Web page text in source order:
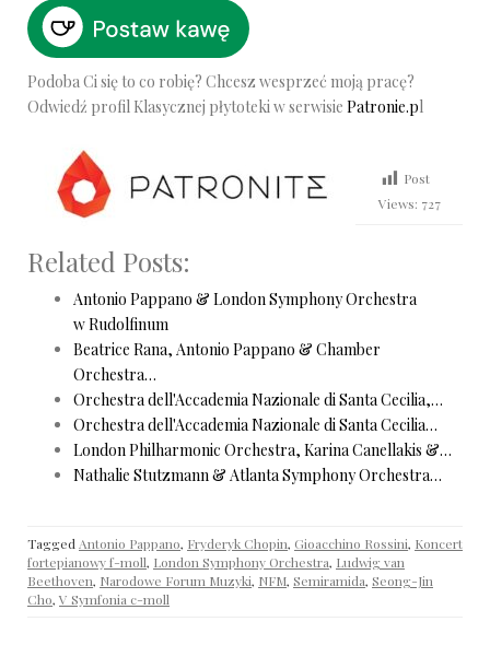
Podoba Ci się to co robię? Chcesz wesprzeć moją pracę?
Odwiedź profil Klasycznej płytoteki w serwisie Patronie.pl
Post
Views: 727
Related Posts:
Antonio Pappano & London Symphony Orchestra
w Rudolfinum
Beatrice Rana, Antonio Pappano & Chamber
Orchestra…
Orchestra dell'Accademia Nazionale di Santa Cecilia,…
Orchestra dell'Accademia Nazionale di Santa Cecilia…
London Philharmonic Orchestra, Karina Canellakis &…
Nathalie Stutzmann & Atlanta Symphony Orchestra…
Tagged Antonio Pappano, Fryderyk Chopin, Gioacchino Rossini, Koncert
fortepianowy f-moll, London Symphony Orchestra, Ludwig van
Beethoven, Narodowe Forum Muzyki, NFM, Semiramida, Seong-Jin
Cho, V Symfonia c-moll